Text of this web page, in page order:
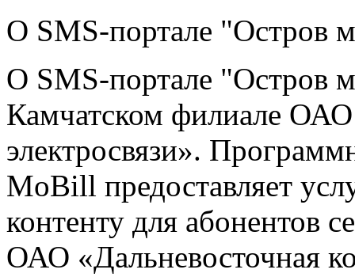
О SMS-портале "Остров
О SMS-портале "Остров
Камчатском филиале ОАО
электросвязи».
MoBill предоставляет
контенту для абонентов
ОАО «Дальневосточная